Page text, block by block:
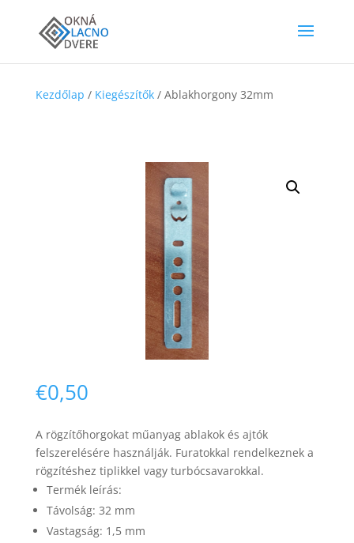
Kezdőlap / Kiegészítők/ Ablakhorgony 32mm
€0,50
A rögzítőhorgokat műanyag ablakok és ajtók
felszerelésére használják. Furatokkal rendelkeznek a
rögzítéshez tiplikkel vagy turbócsavarokkal.
Termék leírás:
Távolság: 32 mm
Vastagság: 1,5 mm
Necessary